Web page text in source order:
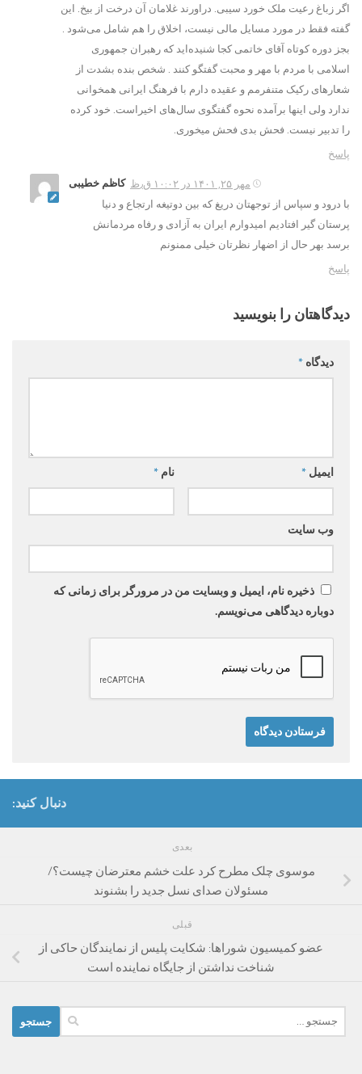
اگر زباغ رعیت ملک خورد سیبی. دراورند غلامان آن درخت از بیخ.‌ این
گفته فقط در مورد مسایل مالی نیست، اخلاق را هم شامل می‌شود .
بجز دوره کوتاه آقای خاتمی کجا شنیده‌اید که رهبران جمهوری
اسلامی با مردم با مهر و محبت گفتگو کنند . شخص بنده بشدت از
شعارهای رکیک متنفرمم و عقیده دارم با فرهنگ ایرانی همخوانی
ندارد ولی اینها برآمده نحوه گفتگوی سال‌های اخیراست. خود کرده
را تدبیر نیست. فحش بدی فحش میخوری.
پاسخ
کاظم خطیبی
مهر ۲۵, ۱۴۰۱ در ۱۰:۰۲ ق٫ظ
با درود و سپاس از توجهتان دریغ که بین دوتیغه ارتجاع و دنیا
پرستان گیر افتادیم امیدوارم ایران به آزادی و رفاه مردمانش
برسد بهر حال از اضهار نظرتان خیلی ممنونم
پاسخ
دیدگاهتان را بنویسید
دیدگاه *
نام * ایمیل *
وب‌ سایت
ذخیره نام، ایمیل و وبسایت من در مرورگر برای زمانی که
دوباره دیدگاهی می‌نویسم.
دنبال کنید:
بعدی
موسوی چلک مطرح کرد علت خشم معترضان چیست؟/
مسئولان صدای نسل جدید را بشنوند
قبلی
عضو کمیسیون شوراها: شکایت پلیس از نمایندگان حاکی از
شناخت نداشتن از جایگاه نماینده است
برای: